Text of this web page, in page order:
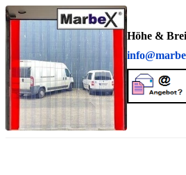
Höhe &